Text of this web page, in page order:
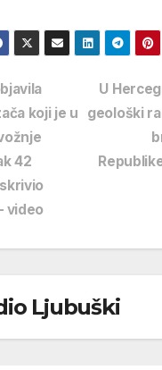
U
geološki
koji je u
42
video
Ljubuški